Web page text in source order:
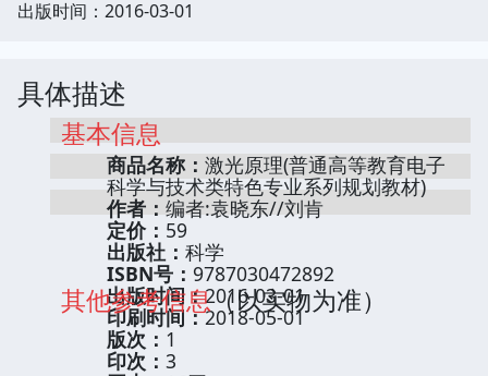
出版时间：2016-03-01
具体描述
基本信息
商品名称： 激光原理(普通高等教育电子
科学与技术类特色专业系列规划教材)
作者： 编者:袁晓东//刘肯
定价： 59
出版社： 科学
ISBN号： 9787030472892
其他参考信息（以实物为准）
出版时间：2016-03-01
印刷时间：2018-05-01
版次： 1
印次： 3